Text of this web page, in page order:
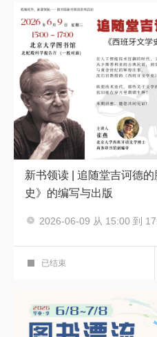
新书领读 | 追随堂吉诃德
史》的编写与出版
主讲人：崔燕
2026-06-09 从 15:00 到
科学报告厅
列活动
第十二期
已结束